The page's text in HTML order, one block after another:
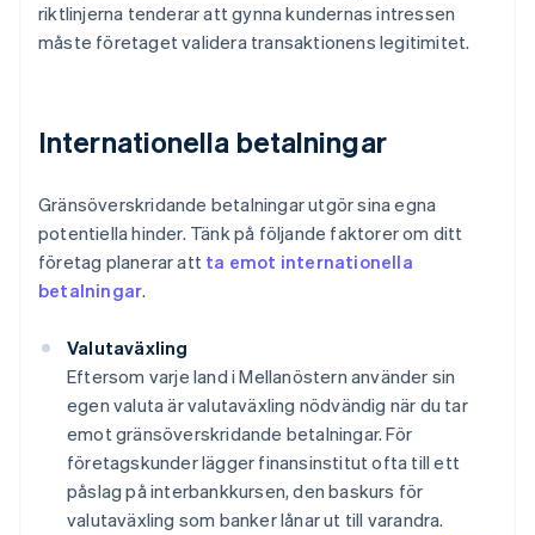
riktlinjerna tenderar att gynna kundernas intressen
måste företaget validera transaktionens legitimitet.
Internationella betalningar
Gränsöverskridande betalningar utgör sina egna
potentiella hinder. Tänk på följande faktorer om ditt
företag planerar att ta emot internationella
betalningar.
Valutaväxling
Eftersom varje land i Mellanöstern använder sin
egen valuta är valutaväxling nödvändig när du tar
emot gränsöverskridande betalningar. För
företagskunder lägger finansinstitut ofta till ett
påslag på interbankkursen, den baskurs för
valutaväxling som banker lånar ut till varandra.